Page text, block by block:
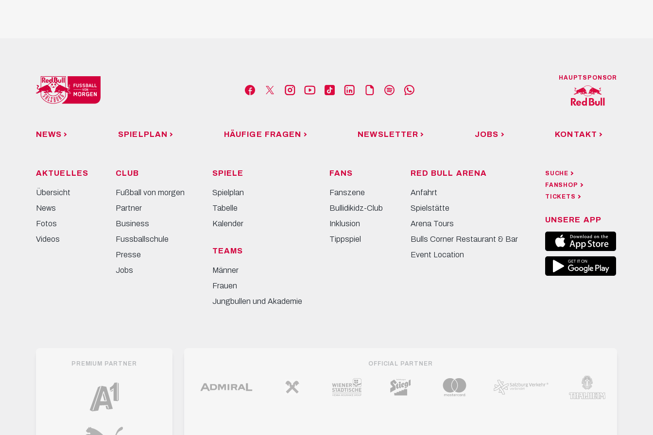
HAUPTSPONSOR
NEWS SPIELPLAN HÄUFIGE FRAGEN NEWSLETTER JOBS KONTAKT
AKTUELLES
Übersicht
News
Fotos
Videos
CLUB
Fußball von morgen
Partner
Business
Fussballschule
Presse
Jobs
SPIELE
Spielplan
Tabelle
Kalender
TEAMS
Männer
Frauen
Jungbullen und Akademie
FANS
Fanszene
Bullidikidz-Club
Inklusion
Tippspiel
RED BULL ARENA
Anfahrt
Spielstätte
Arena Tours
Bulls Corner Restaurant & Bar
Event Location
SUCHE
FANSHOP
TICKETS
UNSERE APP
PREMIUM PARTNER OFFICIAL PARTNER